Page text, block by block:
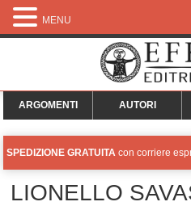
ARGOMENTI AUTORI
SPEDIZIONE GRATUITA con corriere
LIONELLO
MENU